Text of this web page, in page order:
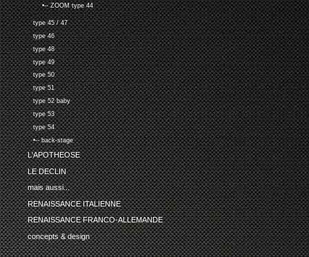
•-- ZOOM type 44
type 45 / 47
type 46
type 48
type 49
type 50
type 51
type 52 baby
type 53
type 54
•-- back-stage
L'APOTHEOSE
LE DECLIN
mais aussi...
RENAISSANCE ITALIENNE
RENAISSANCE FRANCO-ALLEMANDE
concepts & design